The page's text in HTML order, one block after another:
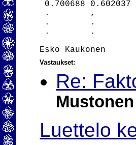
0.700688 0.602037
.        ,
.        .
.        .
Vastaukset:
Re:
Mustonen
Luettelo